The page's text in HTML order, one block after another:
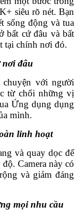
siêu rõ nét. Bạn
sống động và tua
bất cứ đâu và bất
tại chính nơi đó.
nơi đâu
với người
từ chối những vị
Ứng dụng dụng
mình.
linh hoạt
và quay dọc để
Camera này có
và giảm đáng
mọi nhu cầu